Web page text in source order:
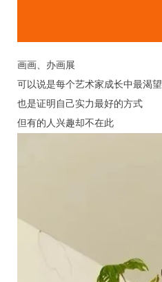
画画、办画展
可以说是每个艺术家成长中最渴望
也是证明自己实力最好的方式
但有的人兴趣却不在此